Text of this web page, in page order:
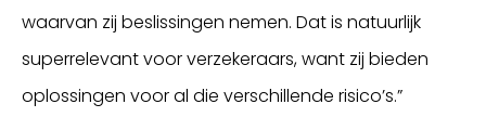
waarvan zij beslissingen nemen. Dat is natuurlijk
superrelevant voor verzekeraars, want zij bieden
oplossingen voor al die verschillende risico’s.”